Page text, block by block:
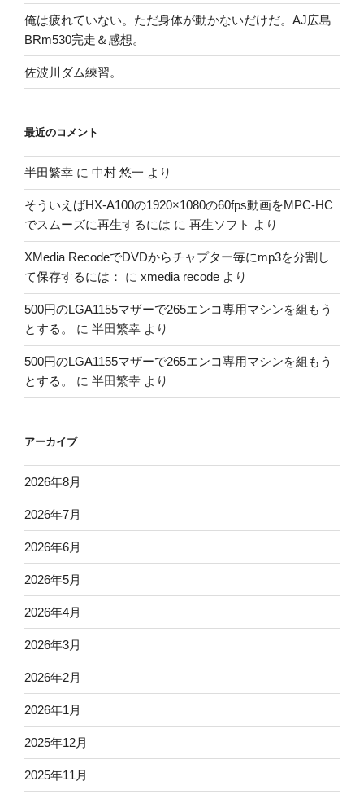
俺は疲れていない。ただ身体が動かないだけだ。AJ広島
BRm530完走＆感想。
佐波川ダム練習。
最近のコメント
半田繁幸 に 中村 悠一 より
そういえばHX-A100の1920×1080の60fps動画をMPC-HC
でスムーズに再生するには に 再生ソフト より
XMedia RecodeでDVDからチャプター毎にmp3を分割し
て保存するには：
に xmedia recode より
500円のLGA1155マザーで265エンコ専用マシンを組もう
とする。
に 半田繁幸 より
500円のLGA1155マザーで265エンコ専用マシンを組もう
とする。
に 半田繁幸 より
アーカイブ
2026年8月
2026年7月
2026年6月
2026年5月
2026年4月
2026年3月
2026年2月
2026年1月
2025年12月
2025年11月